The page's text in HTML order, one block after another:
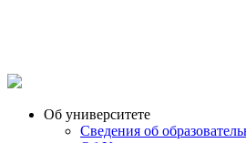
Об университете
Сведения об